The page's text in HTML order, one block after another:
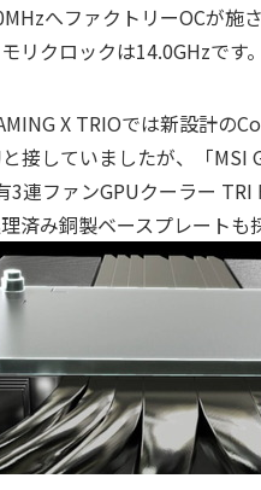
へファクトリーOCが施
リクロックは14.0GHzです。
X TRIOでは新設計の
接していましたが、「MSI
3連ファンGPUクーラー
済み銅製ベースプレートも